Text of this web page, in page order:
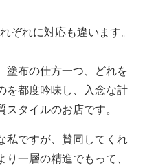
ぞれに対応も違います。
塗布の仕方一つ、どれを
を都度吟味し、入念な計
タイルのお店です。
私ですが、賛同してくれ
一層の精進でもって、